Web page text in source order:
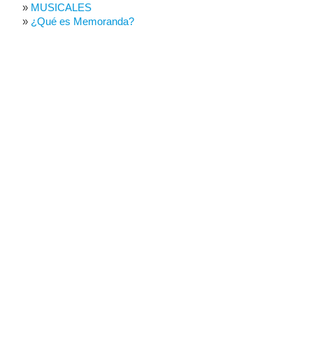
MUSICALES
¿Qué es Memoranda?